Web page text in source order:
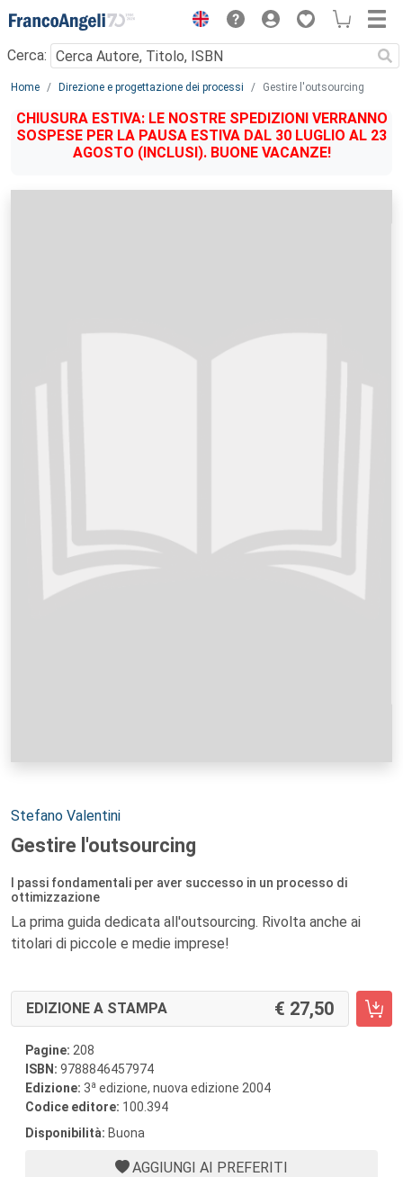
Menu
Cerca:
Main content
Home Direzione e progettazione dei processi Gestire l'outsourcing
CHIUSURA ESTIVA: LE NOSTRE SPEDIZIONI VERRANNO
SOSPESE PER LA PAUSA ESTIVA DAL 30 LUGLIO AL 23
AGOSTO (INCLUSI). BUONE VACANZE!
Autori:
Stefano Valentini
Gestire l'outsourcing
I passi fondamentali per aver successo in un processo di
ottimizzazione
La prima guida dedicata all'outsourcing. Rivolta anche ai
titolari di piccole e medie imprese!
EDIZIONE A STAMPA 27,50
Pagine: 208
ISBN: 9788846457974
Edizione: 3a edizione, nuova edizione 2004
Codice editore: 100.394
Disponibilità: Buona
AGGIUNGI AI PREFERITI